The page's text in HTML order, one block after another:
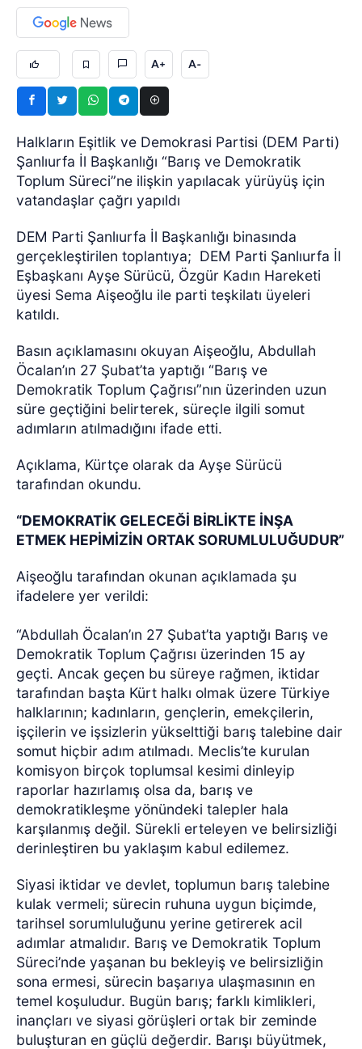
A+ A-
Halkların Eşitlik ve Demokrasi Partisi (DEM Parti)
Şanlıurfa İl Başkanlığı “Barış ve Demokratik
Toplum Süreci”ne ilişkin yapılacak yürüyüş için
vatandaşlar çağrı yapıldı
DEM Parti Şanlıurfa İl Başkanlığı binasında
gerçekleştirilen toplantıya; DEM Parti Şanlıurfa İl
Eşbaşkanı Ayşe Sürücü, Özgür Kadın Hareketi
üyesi Sema Aişeoğlu ile parti teşkilatı üyeleri
katıldı.
Basın açıklamasını okuyan Aişeoğlu, Abdullah
Öcalan’ın 27 Şubat’ta yaptığı “Barış ve
Demokratik Toplum Çağrısı”nın üzerinden uzun
süre geçtiğini belirterek, süreçle ilgili somut
adımların atılmadığını ifade etti.
Açıklama, Kürtçe olarak da Ayşe Sürücü
tarafından okundu.
“DEMOKRATİK GELECEĞİ BİRLİKTE İNŞA
ETMEK HEPİMİZİN ORTAK SORUMLULUĞUDUR”
Aişeoğlu tarafından okunan açıklamada şu
ifadelere yer verildi:
“Abdullah Öcalan’ın 27 Şubat’ta yaptığı Barış ve
Demokratik Toplum Çağrısı üzerinden 15 ay
geçti. Ancak geçen bu süreye rağmen, iktidar
tarafından başta Kürt halkı olmak üzere Türkiye
halklarının; kadınların, gençlerin, emekçilerin,
işçilerin ve işsizlerin yükselttiği barış talebine dair
somut hiçbir adım atılmadı. Meclis’te kurulan
komisyon birçok toplumsal kesimi dinleyip
raporlar hazırlamış olsa da, barış ve
demokratikleşme yönündeki talepler hala
karşılanmış değil. Sürekli erteleyen ve belirsizliği
derinleştiren bu yaklaşım kabul edilemez.
Siyasi iktidar ve devlet, toplumun barış talebine
kulak vermeli; sürecin ruhuna uygun biçimde,
tarihsel sorumluluğunu yerine getirerek acil
adımlar atmalıdır. Barış ve Demokratik Toplum
Süreci’nde yaşanan bu bekleyiş ve belirsizliğin
sona ermesi, sürecin başarıya ulaşmasının en
temel koşuludur. Bugün barış; farklı kimlikleri,
inançları ve siyasi görüşleri ortak bir zeminde
buluşturan en güçlü değerdir. Barışı büyütmek,